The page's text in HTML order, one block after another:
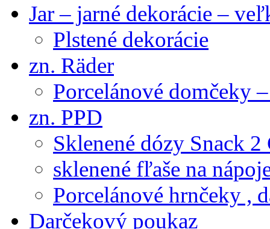
Jar – jarné dekorácie –
Plstené dekorácie
zn. Räder
Porcelánové domčeky
zn. PPD
Sklenené dózy Snack 2
sklenené fľaše na
Porcelánové hrnčeky ,
Darčekový poukaz